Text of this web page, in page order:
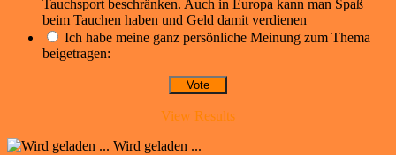
Tauchsport beschränken. Auch in Europa kann man Spaß
beim Tauchen haben und Geld damit verdienen
Ich habe meine ganz persönliche Meinung zum Thema
beigetragen:
View Results
Wird geladen ...